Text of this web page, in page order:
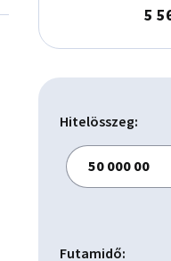
5
Hitelösszeg:
Futamidő: